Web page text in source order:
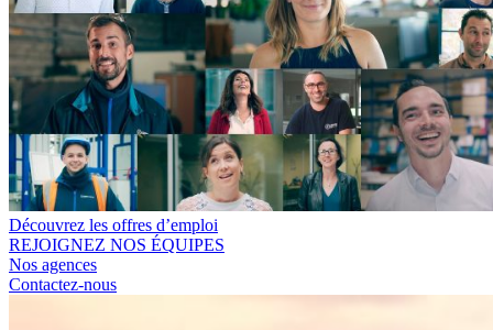
Découvrez les offres d’emploi
REJOIGNEZ NOS ÉQUIPES
Nos agences
Contactez-nous